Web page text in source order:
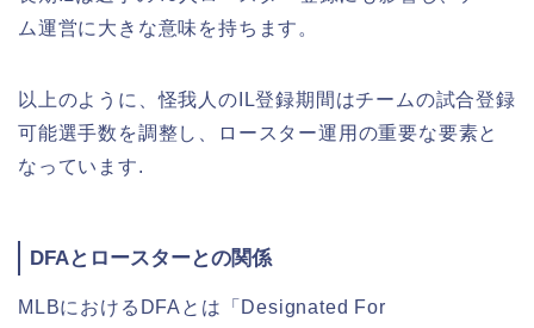
ム運営に大きな意味を持ちます。
以上のように、怪我人のIL登録期間はチームの試合登録
可能選手数を調整し、ロースター運用の重要な要素と
なっています.
DFAとロースターとの関係
MLBにおけるDFAとは「Designated For